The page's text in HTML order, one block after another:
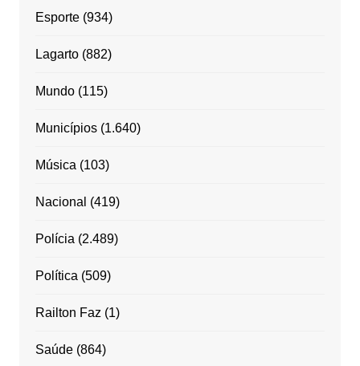
Esporte(934)
Lagarto(882)
Mundo(115)
Municípios(1.640)
Música (103)
Nacional (419)
Polícia (2.489)
Política (509)
Railton Faz (1)
Saúde(864)